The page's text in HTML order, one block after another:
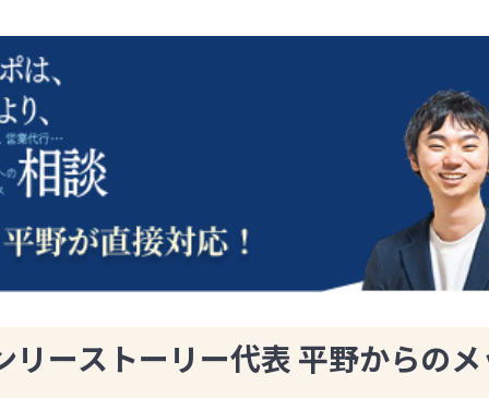
リーストーリー代表 平野からの